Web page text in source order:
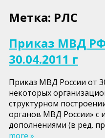
Метка: РЛС
Приказ МВД РФ
30.04.2011 г
Приказ МВД России от
некоторых
структурном
органов МВД России» с
дополнениями (в ред.
more »